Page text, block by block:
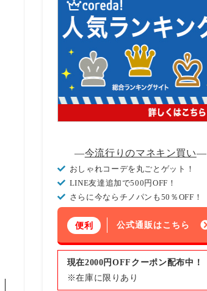
―今流行りのマネキン買い―
おしゃれコーデを丸ごとゲット！
LINE友達追加で500円OFF！
さらに今ならチノパンも50％OFF！
便利 公式通販はこちら
現在2000円OFFクーポン配布中！
※在庫に限りあり